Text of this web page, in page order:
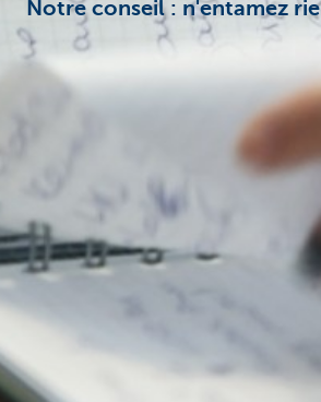
Notre conseil : n'entamez